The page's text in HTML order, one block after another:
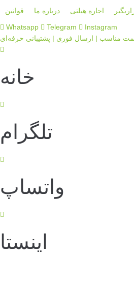
اجاره هیلتی درباره ما
قوانین
Whatsapp
Telegram
Instagram
مناسب | ارسال فوری | پشتیبانی حرفه‌ای
خانه
تلگرام
واتساپ
اینستا